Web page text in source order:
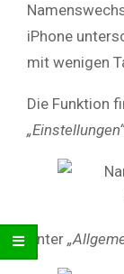
iPhone
mit wenigen
Die Funktion
„Einstellungen“
Unter